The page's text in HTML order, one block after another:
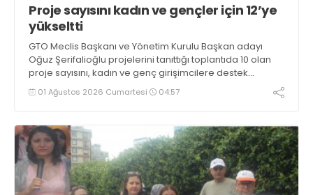
Proje sayısını kadın ve gençler için 12’ye
yükseltti
GTO Meclis Başkanı ve Yönetim Kurulu Başkan adayı
Oğuz Şerifalioğlu projelerini tanıttığı toplantıda 10 olan
proje sayısını, kadın ve genç girişimcilere destek
projeleri ile 12’ye çıkarttı. Seçim koordinasyon merkezini,
03 Ağustos’ta açacak
01 Ağustos 2026 Cumartesi 04:57